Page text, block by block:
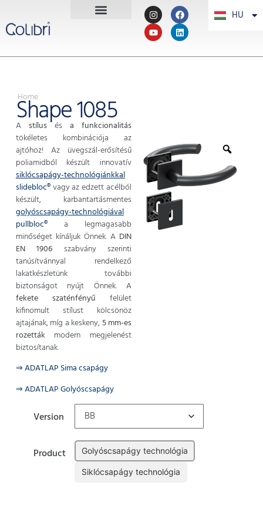
HU
PT
Home
Shape 1085
A stílusés a funkcionalitás
tökéletes kombinációja az
ajtóhoz! Az üvegszál-erősítésű
poliamidból készült innovatív
siklócsapágy-technológiánkkal
slidebloc®vagy az edzett acélból
készült, karbantartásmentes
golyóscsapágy-technológiával
pullbloc®a legmagasabb
minőséget kínáljuk Önnek. A DIN
EN 1906 szabvány szerinti
tanúsítvánnyal rendelkező
lakatkészletünk további
biztonságot nyújt Önnek. A
fekete szaténfényű felület
kifinomult stílust kölcsönöz
ajtajának, míg a keskeny, 5 mm-es
rozettákmodern megjelenést
biztosítanak.
⇒ ADATLAP Sima csapágy
⇒ ADATLAP Golyóscsapágy
Version
Product Golyóscsapágy technológia
Siklócsapágy technológia